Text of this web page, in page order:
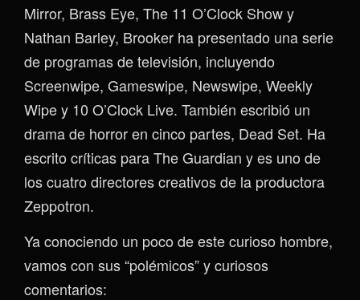
Mirror, Brass Eye, The 11 O’Clock Show y
Nathan Barley, Brooker ha presentado una serie
de programas de televisión, incluyendo
Screenwipe, Gameswipe, Newswipe, Weekly
Wipe y 10 O’Clock Live. También escribió un
drama de horror en cinco partes, Dead Set. Ha
escrito críticas para The Guardian y es uno de
los cuatro directores creativos de la productora
Zeppotron.
Ya conociendo un poco de este curioso hombre,
vamos con sus “polémicos” y curiosos
comentarios: